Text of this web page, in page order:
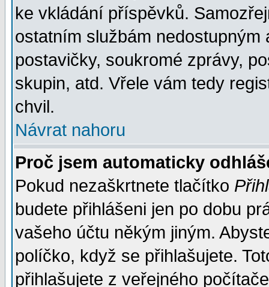
ke vkládání příspěvků.
ostatním službám
postavičky, soukromé zprávy,
skupin, atd. Vřele vám tedy
chvil.
Návrat nahoru
Proč jsem automaticky
Pokud nezaškrtnete tlačítko
budete přihlášeni jen po dobu
vašeho účtu někým jiným.
políčko, když se přihlašujete.
přihlašujete z veřejného